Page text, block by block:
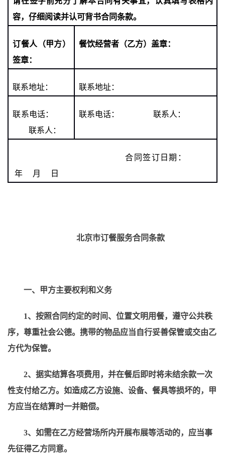
容，仔细阅读并认可背书合同条款。
订餐人（甲方）
签章：
餐饮经营者（乙方）盖章：
联系地址： 联系地址：
联系电话：
联系人：
联系电话： 联系人：
合同签订日期：
年 月 日
北京市订餐服务合同条款
一、甲方主要权利和义务
1、 按照合同约定的时间、位置文明用餐，遵守公共秩
序，尊重社会公德。携带的物品应当自行妥善保管或交由乙
方代为保管。
2、据实结算各项费用，并在餐后即时将未结余款一次
性支付给乙方。如造成乙方设施、设备、餐具等损坏的，甲
方应当在结算时一并赔偿。
3、如需在乙方经营场所内开展布展等活动的，应当事
先征得乙方同意。